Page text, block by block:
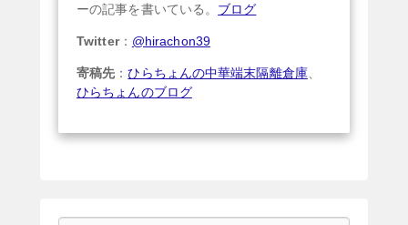
ーの記事を書いている。 ブログ
Twitter： @hirachon39
寄稿先 ：ひらちょんの中華端末隔離倉庫、
ひらちょんのブログ